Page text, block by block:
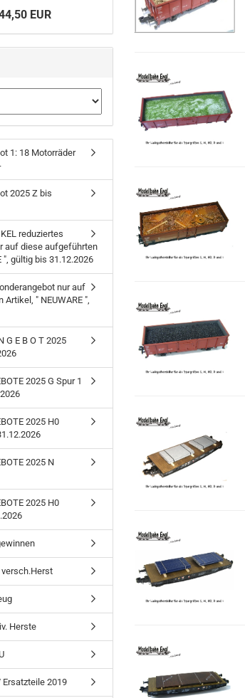
EUR
1: 18 Motorräder
2025 Z bis
reduziertes
auf diese aufgeführten
", gültig bis 31.12.2026
nur auf
" NEUWARE ",
G E B O T 2025
2025 G Spur 1
2025 H0
2025 N
2025 H0
Herste
Ersatzteile 2019